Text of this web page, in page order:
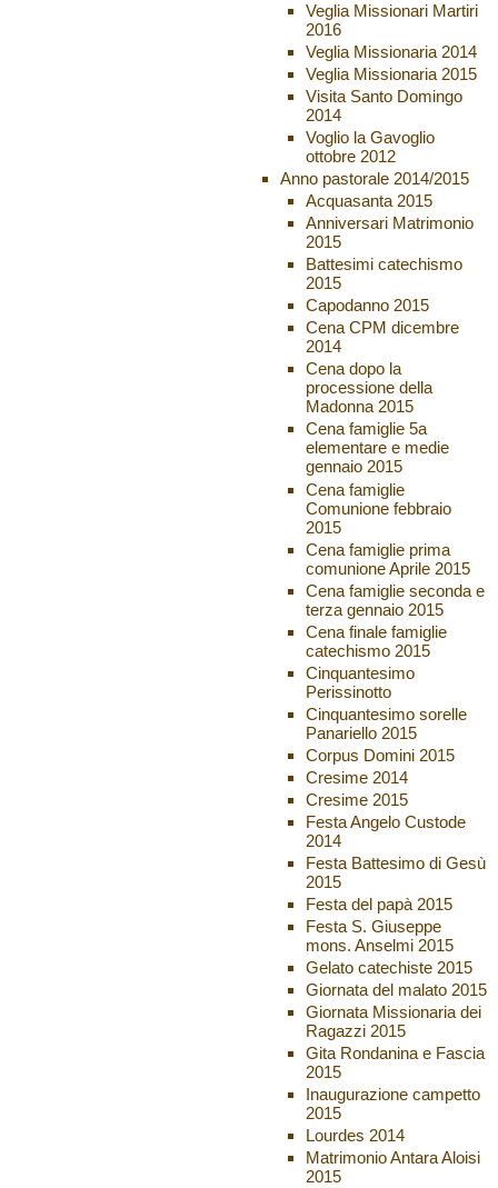
Veglia Missionari Martiri
2016
Veglia Missionaria 2014
Veglia Missionaria 2015
Visita Santo Domingo
2014
Voglio la Gavoglio
ottobre 2012
Anno pastorale 2014/2015
Acquasanta 2015
Anniversari Matrimonio
2015
Battesimi catechismo
2015
Capodanno 2015
Cena CPM dicembre
2014
Cena dopo la
processione della
Madonna 2015
Cena famiglie 5a
elementare e medie
gennaio 2015
Cena famiglie
Comunione febbraio
2015
Cena famiglie prima
comunione Aprile 2015
Cena famiglie seconda e
terza gennaio 2015
Cena finale famiglie
catechismo 2015
Cinquantesimo
Perissinotto
Cinquantesimo sorelle
Panariello 2015
Corpus Domini 2015
Cresime 2014
Cresime 2015
Festa Angelo Custode
2014
Festa Battesimo di Gesù
2015
Festa del papà 2015
Festa S. Giuseppe
mons. Anselmi 2015
Gelato catechiste 2015
Giornata del malato 2015
Giornata Missionaria dei
Ragazzi 2015
Gita Rondanina e Fascia
2015
Inaugurazione campetto
2015
Lourdes 2014
Matrimonio Antara Aloisi
2015